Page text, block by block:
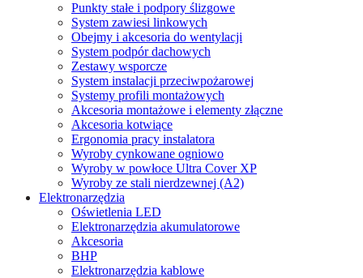
Punkty stałe i podpory ślizgowe
System zawiesi linkowych
Obejmy i akcesoria do wentylacji
System podpór dachowych
Zestawy wsporcze
System instalacji przeciwpożarowej
Systemy profili montażowych
Akcesoria montażowe i elementy złączne
Akcesoria kotwiące
Ergonomia pracy instalatora
Wyroby cynkowane ogniowo
Wyroby w powłoce Ultra Cover XP
Wyroby ze stali nierdzewnej (A2)
Elektronarzędzia
Oświetlenia LED
Elektronarzędzia akumulatorowe
Akcesoria
BHP
Elektronarzędzia kablowe